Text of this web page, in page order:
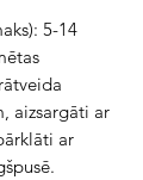
5-14
aizsargāti ar
ar